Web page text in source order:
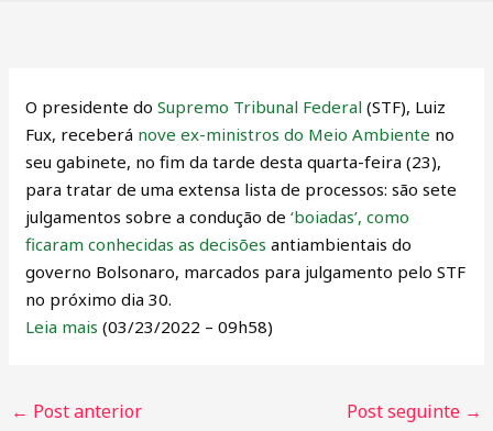
O presidente doSupremo Tribunal Federal (STF), Luiz
Fux, receberá nove ex-ministros do Meio Ambiente no
seu gabinete, no fim da tarde desta quarta-feira (23),
para tratar de uma extensa lista de processos: são sete
julgamentos sobre a condução de‘boiadas’, como
ficaram conhecidas as decisõesantiambientais do
governo Bolsonaro, marcados para julgamento pelo STF
no próximo dia 30.
Leia mais (03/23/2022 – 09h58)
← Post anterior Post seguinte →